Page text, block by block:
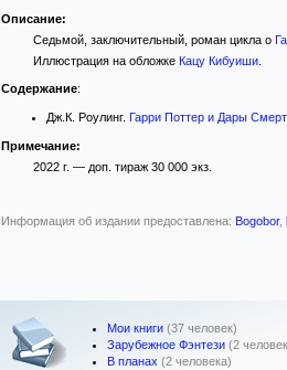
Описание:
Седьмой, заключительный, роман цикла о
Иллюстрация на обложке Кацу Кибуиши.
Содержание:
Дж.К. Роулинг. Гарри Поттер и Дары
Примечание:
2022 г. — доп. тираж 30 000 экз.
Информация об издании предоставлена: Bogobor,
Мои книги (37 человек)
Зарубежное Фэнтези (2
В планах (2 человека)